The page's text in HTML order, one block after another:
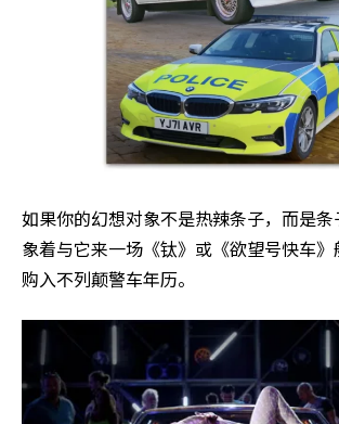
如果你的幻想对象不是热辣条子，而是条
象着与它来一场《钛》或《欲望号快车
购入不列颠警车年历。